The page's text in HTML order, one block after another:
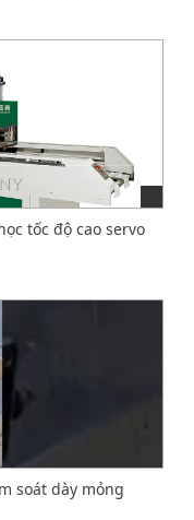
tốc độ cao servo
soát dày mỏng